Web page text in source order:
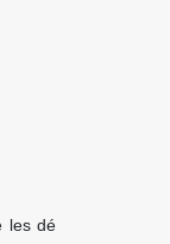
les dé